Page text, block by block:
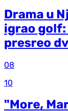
Drama u
igrao golf:
presreo
08
10
"More,